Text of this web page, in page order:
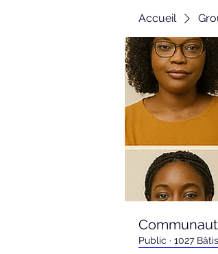
Accueil
Public · 1027